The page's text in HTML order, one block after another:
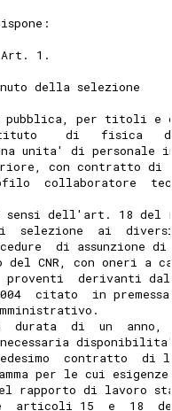
1.
della selezione
per titoli e
di   fisica
unita' di personale in
con contratto di
collaboratore
dell'art. 18 del
selezione  ai
di assunzione di
del CNR, con oneri a
derivanti
citato  in
durata  di  un  anno,
contratto  di
per le cui
rapporto di lavoro
articoli 15  e  18